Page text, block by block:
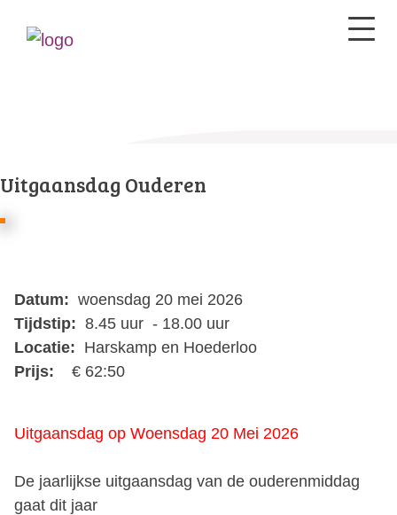
Uitgaansdag Ouderen
Datum: woensdag 20 mei 2026
Tijdstip: 8.45 uur - 18.00 uur
Locatie: Harskamp en Hoederloo
Prijs:
€ 62:50
Uitgaansdag op Woensdag 20 Mei 2026
De jaarlijkse uitgaansdag van de ouderenmiddag
gaat dit jaar